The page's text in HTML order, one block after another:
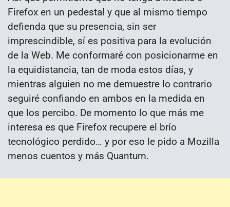
Firefox en un pedestal y que al mismo tiempo
defienda que su presencia, sin ser
imprescindible, sí es positiva para la evolución
de la Web. Me conformaré con posicionarme en
la equidistancia, tan de moda estos días, y
mientras alguien no me demuestre lo contrario
seguiré confiando en ambos en la medida en
que los percibo. De momento lo que más me
interesa es que Firefox recupere el brío
tecnológico perdido… y por eso le pido a Mozilla
menos cuentos y más Quantum.